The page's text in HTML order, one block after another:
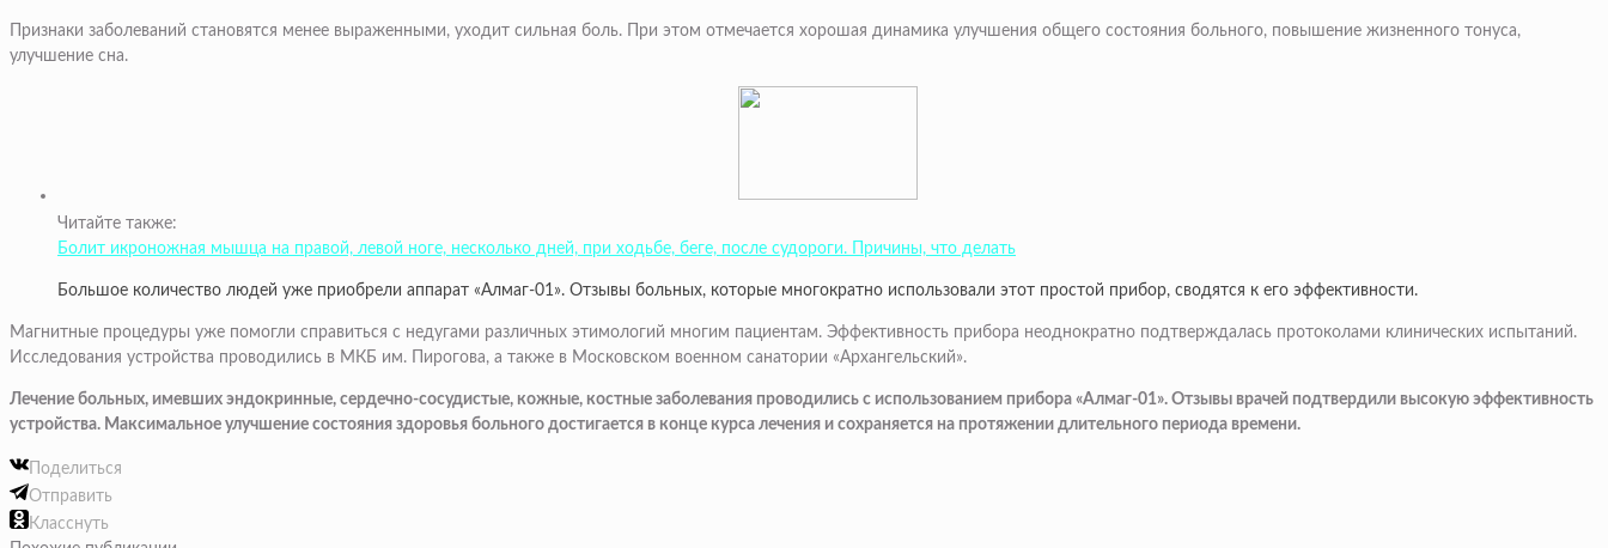
Признаки заболеваний становятся менее выраженными, уходит сильная боль. При этом отмечается хорошая динамика улучшения общего состояния больного, повышение жизненного тонуса,
улучшение сна.
Читайте также:
Болит икроножная мышца на правой, левой ноге, несколько дней, при ходьбе, беге, после судороги. Причины, что делать
Большое количество людей уже приобрели аппарат «Алмаг-01». Отзывы больных, которые многократно использовали этот простой прибор, сводятся к его эффективности.
Магнитные процедуры уже помогли справиться с недугами различных этимологий многим пациентам. Эффективность прибора неоднократно подтверждалась протоколами клинических испытаний.
Исследования устройства проводились в МКБ им. Пирогова, а также в Московском военном санатории «Архангельский».
Лечение больных, имевших эндокринные, сердечно-сосудистые, кожные, костные заболевания проводились с использованием прибора «Алмаг-01». Отзывы врачей подтвердили высокую эффективность
устройства. Максимальное улучшение состояния здоровья больного достигается в конце курса лечения и сохраняется на протяжении длительного периода времени.
Поделиться
Отправить
Класснуть